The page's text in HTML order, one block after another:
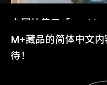
本网站使用「
体验。
了解更多
M+藏品的简体中文
待！
显